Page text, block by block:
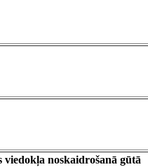
noskaidrošanā gūtā